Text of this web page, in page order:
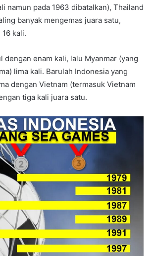
namun pada 1963 dibatalkan), Thailand
banyak mengemas juara satu,
kali.
dengan enam kali, lalu Myanmar (yang
lima kali. Barulah Indonesia yang
dengan Vietnam (termasuk Vietnam
tiga kali juara satu.